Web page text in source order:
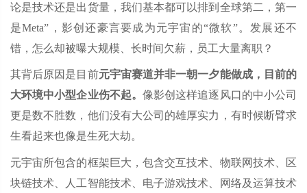
论是技术还是出货量，我们基本都可以排到全球第二，第一
是Meta”，影创还豪言要成为元宇宙的“微软”。发展还不
错，怎么却被曝大规模、长时间欠薪，员工大量离职？
其背后原因是目前元宇宙赛道并非一朝一夕能做成，目前的
大环境中小型企业伤不起。 像影创这样追逐风口的中小公司
更是数不胜数，他们没有大公司的雄厚实力，有时候断臂求
生看起来也像是生死大劫。
元宇宙所包含的框架巨大，包含交互技术、物联网技术、区
块链技术、人工智能技术、电子游戏技术、网络及运算技术